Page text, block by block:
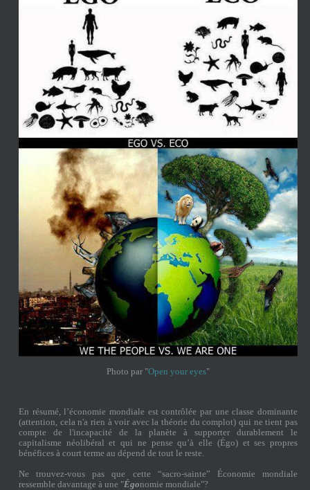
Photo par "Open your eyes"
En résumé, l’économie mondiale est contrôlée par une classe dominante
(attention, cela n'a rien à voir avec la théorie du complot) qui ne tient pas
compte de l'incapacité de la planète à supporter durablement le
capitalisme néolibéral et qui ne pense qu’à elle (Égo) et ses propres
bénéfices à court terme au dépend de tout le reste.
Ne trouvez-vous pas que cette “sacro-sainte” Économie mondiale
ressemble davantage à une "Égonomie mondiale"?